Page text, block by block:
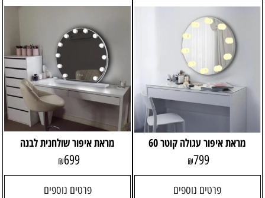
מראת איפור עגולה קוטר 60
₪799
פרטים נוספים
מראת איפור שולחנית לבנה
₪699
פרטים נוספים